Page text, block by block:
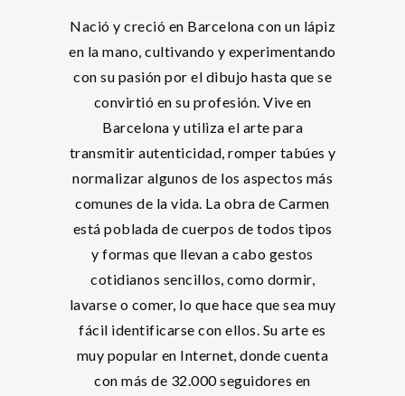
Nació y creció en Barcelona con un lápiz
en la mano, cultivando y experimentando
con su pasión por el dibujo hasta que se
convirtió en su profesión. Vive en
Barcelona y utiliza el arte para
transmitir autenticidad, romper tabúes y
normalizar algunos de los aspectos más
comunes de la vida. La obra de Carmen
está poblada de cuerpos de todos tipos
y formas que llevan a cabo gestos
cotidianos sencillos, como dormir,
lavarse o comer, lo que hace que sea muy
fácil identificarse con ellos. Su arte es
muy popular en Internet, donde cuenta
con más de 32.000 seguidores en